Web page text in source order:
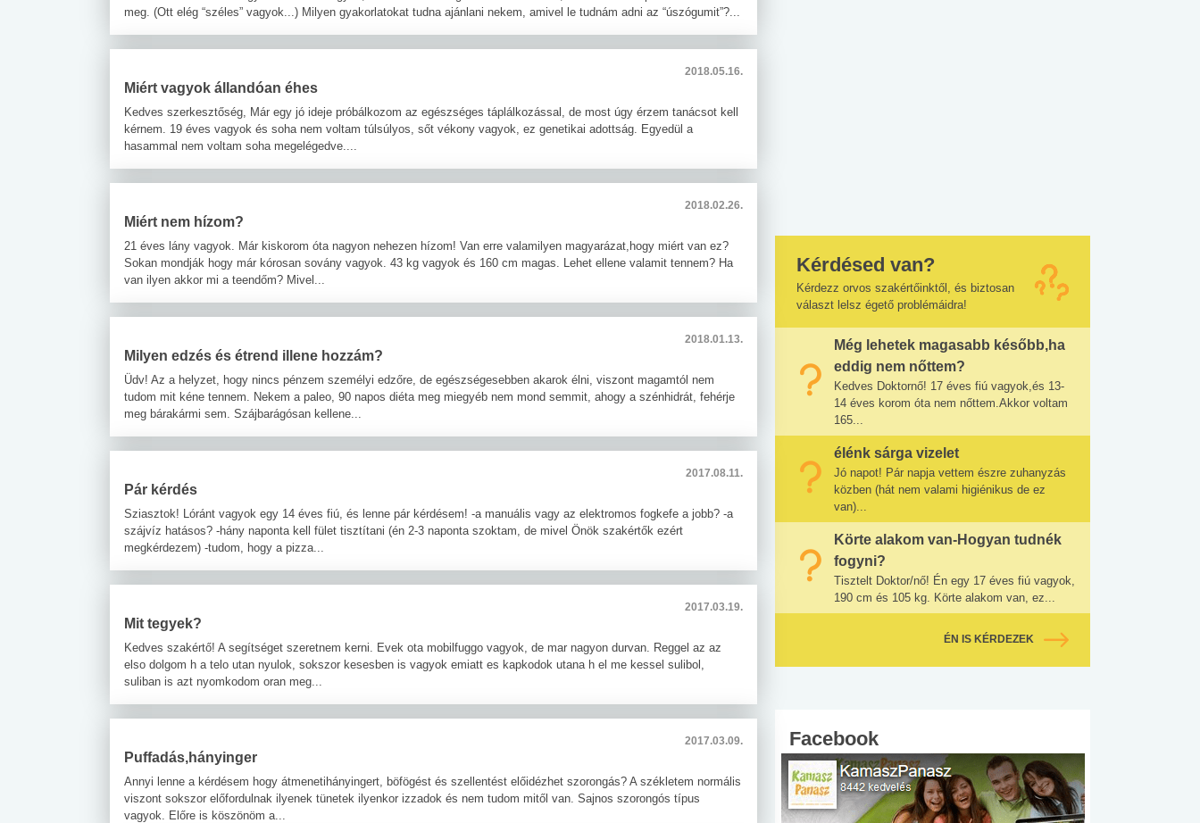
meg. (Ott elég “széles” vagyok...) Milyen gyakorlatokat tudna ajánlani nekem, amivel le tudnám adni az “úszógumit”?...
2018.05.16.
Miért vagyok állandóan éhes
Kedves szerkesztőség, Már egy jó ideje próbálkozom az egészséges táplálkozással, de most úgy érzem tanácsot kell
kérnem. 19 éves vagyok és soha nem voltam túlsúlyos, sőt vékony vagyok, ez genetikai adottság. Egyedül a
hasammal nem voltam soha megelégedve....
2018.02.26.
Miért nem hízom?
21 éves lány vagyok. Már kiskorom óta nagyon nehezen hízom! Van erre valamilyen magyarázat,hogy miért van ez?
Sokan mondják hogy már kórosan sovány vagyok. 43 kg vagyok és 160 cm magas. Lehet ellene valamit tennem? Ha
van ilyen akkor mi a teendőm? Mivel...
2018.01.13.
Milyen edzés és étrend illene hozzám?
Üdv! Az a helyzet, hogy nincs pénzem személyi edzőre, de egészségesebben akarok élni, viszont magamtól nem
tudom mit kéne tennem. Nekem a paleo, 90 napos diéta meg miegyéb nem mond semmit, ahogy a szénhidrát, fehérje
meg bárakármi sem. Szájbarágósan kellene...
2017.08.11.
Pár kérdés
Sziasztok! Lóránt vagyok egy 14 éves fiú, és lenne pár kérdésem! -a manuális vagy az elektromos fogkefe a jobb? -a
szájvíz hatásos? -hány naponta kell fület tisztítani (én 2-3 naponta szoktam, de mivel Önök szakértők ezért
megkérdezem) -tudom, hogy a pizza...
2017.03.19.
Mit tegyek?
Kedves szakértő! A segítséget szeretnem kerni. Evek ota mobilfuggo vagyok, de mar nagyon durvan. Reggel az az
elso dolgom h a telo utan nyulok, sokszor kesesben is vagyok emiatt es kapkodok utana h el me kessel sulibol,
suliban is azt nyomkodom oran meg...
2017.03.09.
Puffadás,hányinger
Annyi lenne a kérdésem hogy átmenetihányingert, böfögést és szellentést előidézhet szorongás? A székletem normális
viszont sokszor előfordulnak ilyenek tünetek ilyenkor izzadok és nem tudom mitől van. Sajnos szorongós típus
vagyok. Előre is köszönöm a...
Kérdésed van?
Kérdezz orvos szakértőinktől, és biztosan
választ lelsz égető problémáidra!
Még lehetek magasabb később,ha
eddig nem nőttem?
Kedves Doktornő! 17 éves fiú vagyok,és 13-
14 éves korom óta nem nőttem.Akkor voltam
165...
élénk sárga vizelet
Jó napot! Pár napja vettem észre zuhanyzás
közben (hát nem valami higiénikus de ez
van)...
Körte alakom van-Hogyan tudnék
fogyni?
Tisztelt Doktor/nő! Én egy 17 éves fiú vagyok,
190 cm és 105 kg. Körte alakom van, ez...
ÉN IS KÉRDEZEK
Facebook